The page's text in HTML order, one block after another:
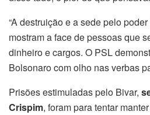
“A destruição e a sede pelo
mostram a face de pessoas que
dinheiro e cargos. O PSL
Bolsonaro com olho nas verbas
Prisões estimuladas pelo Bivar,
Crispim, foram para tentar